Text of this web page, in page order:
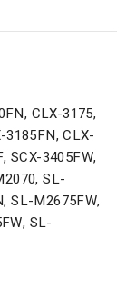
CLX-3175,
3185FN, CLX-
SCX-3405FW,
SL-
SL-M2675FW,
SL-